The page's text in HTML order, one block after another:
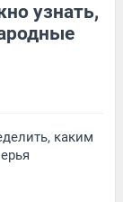
узнать,
каким